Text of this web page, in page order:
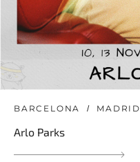
BARCELONA MADRID
Arlo Parks